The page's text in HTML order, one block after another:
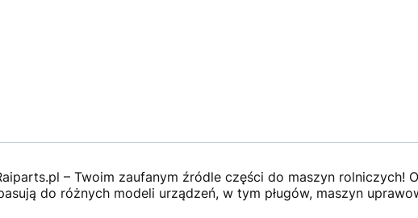
– Twoim zaufanym źródle części do maszyn rolniczych!
do różnych modeli urządzeń, w tym pługów, maszyn